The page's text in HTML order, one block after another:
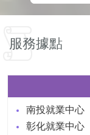
服務據點
南投就業中心
彰化就業中心